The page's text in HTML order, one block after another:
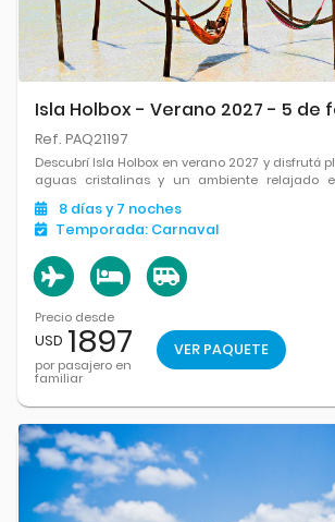
Isla Holbox - Verano 2027 - 5 de
Ref. PAQ21197
Descubrí Isla Holbox en verano 2027 y disfrutá
aguas cristalinas y un ambiente relajado
mexicano.
8 díasy 7 noches
Temporada: Carnaval
Precio desde
USD 1897
por pasajero en
familiar
VER PAQUETE